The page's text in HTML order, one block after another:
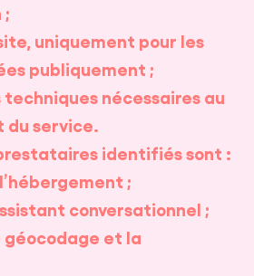
;
uniquement pour les
publiquement ;
nécessaires au
service.
identifiés sont :
;
conversationnel ;
géocodage et la